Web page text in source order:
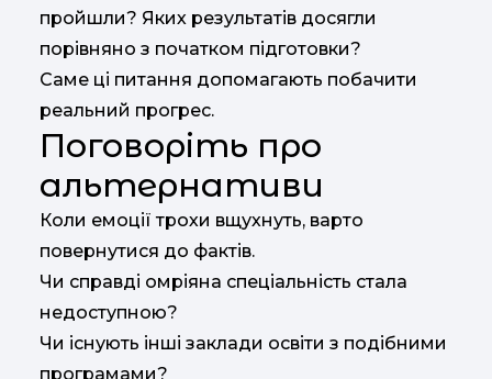
пройшли? Яких результатів досягли
порівняно з початком підготовки?
Саме ці питання допомагають побачити
реальний прогрес.
Поговоріть про
альтернативи
Коли емоції трохи вщухнуть, варто
повернутися до фактів.
Чи справді омріяна спеціальність стала
недоступною?
Чи існують інші заклади освіти з подібними
програмами?